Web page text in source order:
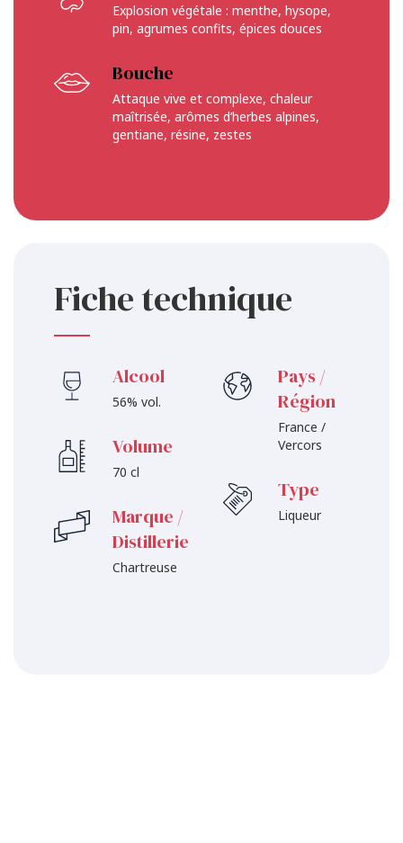
Explosion végétale : menthe, hysope,
pin, agrumes confits, épices douces
Bouche
Attaque vive et complexe, chaleur
maîtrisée, arômes d’herbes alpines,
gentiane, résine, zestes
Fiche technique
Alcool
56% vol.
Volume
70 cl
Marque /
Distillerie
Chartreuse
Pays /
Région
France /
Vercors
Type
Liqueur